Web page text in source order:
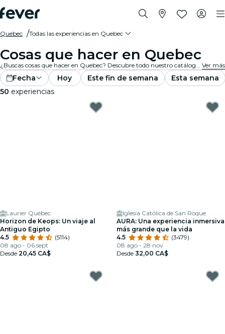
Quebec Todas las experiencias en Quebec
Cosas que hacer en Quebec
¿Buscas cosas que hacer en Quebec? Descubre todo nuestro catálogo y encuentra las mejores experiencias y actividades que hay ahora mismo en la ciudad. Ver más
Fecha Hoy Este fin de semana
Esta semana
50 experiencias
Laurier Québec
Horizon de Keops: Un viaje al
Antiguo Egipto
4.5
(5114)
08 ago - 06 sept
Desde 20,45 CA$
Iglesia Católica de San Roque
AURA: Una experiencia inmersiva
más grande que la vida
4.5
(3479)
08 ago - 28 nov
Desde 32,00 CA$